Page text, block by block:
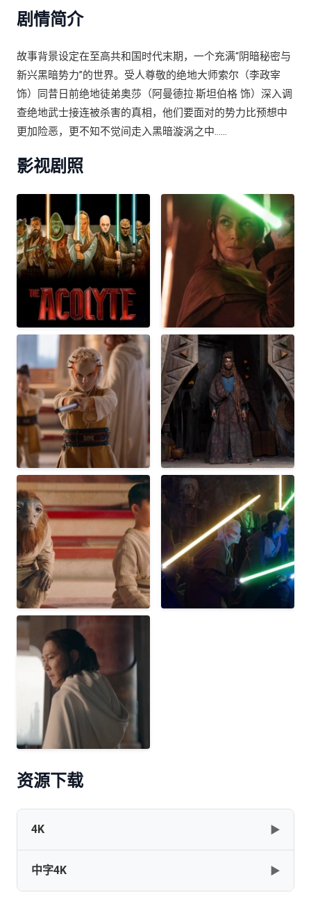
剧情简介
故事背景设定在至高共和国时代末期，一个充满“阴暗秘密与
新兴黑暗势力”的世界。受人尊敬的绝地大师索尔（李政宰
饰）同昔日前绝地徒弟奥莎（阿曼德拉·斯坦伯格 饰）深入调
查绝地武士接连被杀害的真相，他们要面对的势力比预想中
更加险恶，更不知不觉间走入黑暗漩涡之中……
影视剧照
资源下载
4K ▶
The.Acolyte.2024.S01.Hybrid.MULTI.2160p.WEB-
中字4K ▶